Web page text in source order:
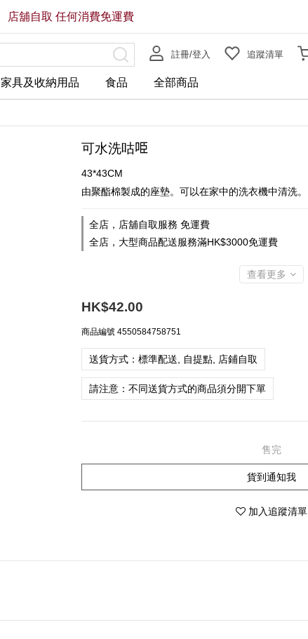
註冊/登入 追蹤清單
家具及收納用品 食品 全部商品
店舖自取 任何消費免運費
可水洗咕𠱸
43*43CM
由聚酯棉製成的座墊。可以在家中的洗衣機中清洗。
全店，店舖自取服務 免運費
全店，大型商品配送服務滿HK$3000免運費
查看更多
HK$42.00
商品編號 4550584758751
送貨方式：標準配送, 自提點, 店鋪自取
請注意：不同送貨方式的商品須分開下單
售完
貨到通知我
加入追蹤清單